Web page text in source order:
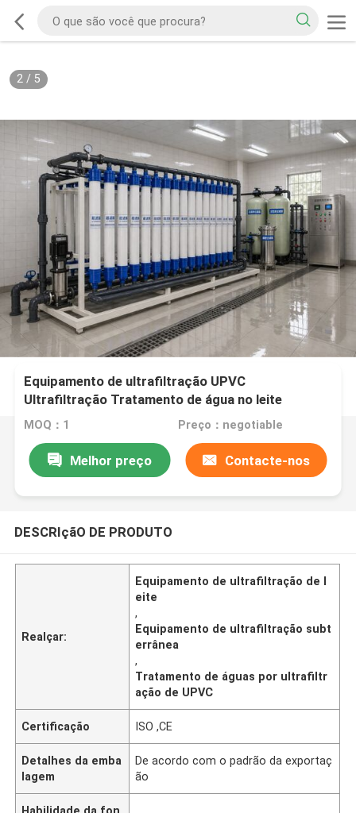
2/ 5
Equipamento de ultrafiltração UPVC
Ultrafiltração Tratamento de água no leite
MOQ：1 Preço：negotiable
Melhor preço Contacte-nos
DESCRIçãO DE PRODUTO
Realçar:
Equipamento de ultrafiltração de l
eite
,
Equipamento de ultrafiltração subt
errânea
,
Tratamento de águas por ultrafiltr
ação de UPVC
Certificação ISO ,CE
Detalhes da emba
lagem
De acordo com o padrão da exportaç
ão
Habilidade da fon